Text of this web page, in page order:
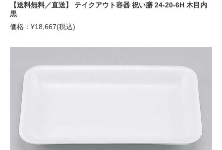
【送料無料／直送】 テイクアウト容器 祝い膳 24-20-6H 木目内
黒
価格：¥18,667(税込)